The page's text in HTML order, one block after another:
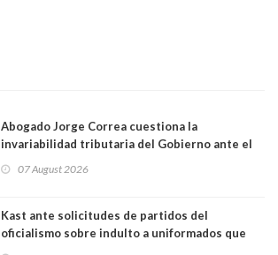
Abogado Jorge Correa cuestiona la
invariabilidad tributaria del Gobierno ante el
democracia” y "defendemos la alternancia en el
07 August 2026
Kast ante solicitudes de partidos del
oficialismo sobre indulto a uniformados que